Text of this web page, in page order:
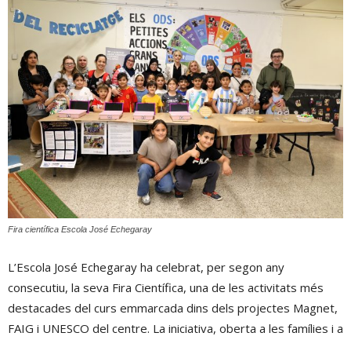
Fira científica Escola José Echegaray
L’Escola José Echegaray ha celebrat, per segon any
consecutiu, la seva Fira Científica, una de les activitats més
destacades del curs emmarcada dins dels projectes Magnet,
FAIG i UNESCO del centre. La iniciativa, oberta a les famílies i a